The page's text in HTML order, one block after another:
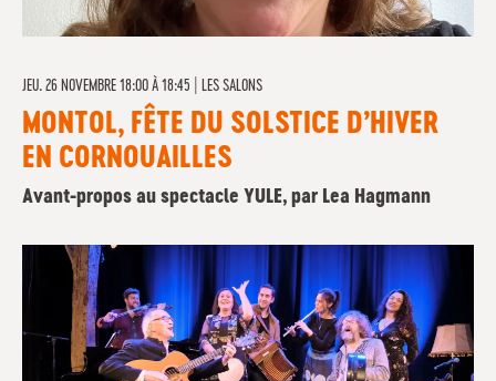
JEU. 26 NOVEMBRE 18:00 À 18:45 LES SALONS
MONTOL, FÊTE DU SOLSTICE D’HIVER
EN CORNOUAILLES
Avant-propos au spectacle YULE, par Lea Hagmann